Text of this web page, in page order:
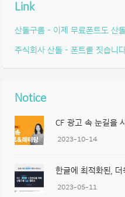
Link
산돌구름 – 이제 무료폰트도 산
주식회사 산돌 – 폰트를 짓습니
Notice
CF 광고 속 눈길을
2023-10-14
한글에 최적화된, 더
2023-05-11